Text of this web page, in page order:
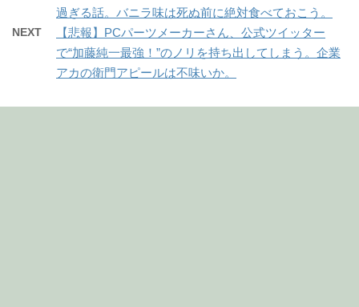
過ぎる話。バニラ味は死ぬ前に絶対食べておこう。
NEXT
【悲報】PCパーツメーカーさん、公式ツイッター
で“加藤純一最強！”のノリを持ち出してしまう。企業
アカの衛門アピールは不味いか。